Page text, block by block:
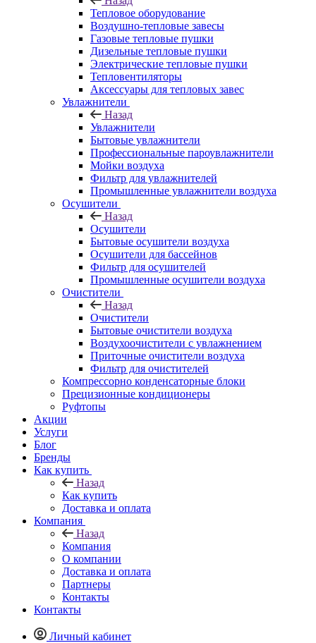
Тепловое оборудование
Воздушно-тепловые завесы
Газовые тепловые пушки
Дизельные тепловые пушки
Электрические тепловые пушки
Тепловентиляторы
Аксессуары для тепловых завес
Увлажнители
Назад
Увлажнители
Бытовые увлажнители
Профессиональные пароувлажнители
Мойки воздуха
Фильтр для увлажнителей
Промышленные увлажнители воздуха
Осушители
Назад
Осушители
Бытовые осушители воздуха
Осушители для бассейнов
Фильтр для осушителей
Промышленные осушители воздуха
Очистители
Назад
Очистители
Бытовые очистители воздуха
Воздухоочистители с увлажнением
Приточные очистители воздуха
Фильтр для очистителей
Компрессорно конденсаторные блоки
Прецизионные кондиционеры
Руфтопы
Акции
Услуги
Блог
Бренды
Как купить
Назад
Как купить
Доставка и оплата
Компания
Назад
Компания
О компании
Доставка и оплата
Партнеры
Контакты
Контакты
Личный кабинет